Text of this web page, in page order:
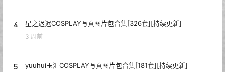
4 星之迟迟COSPLAY写真图片包合集[326套][持续更新]
3 周前
5 yuuhui玉汇COSPLAY写真图片包合集[181套][持续更新]